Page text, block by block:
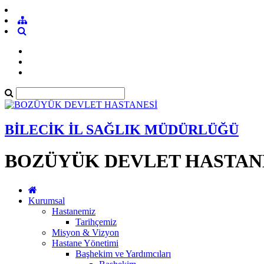
BİLECİK İL SAĞLIK MÜDÜRLÜĞÜ
BOZÜYÜK DEVLET
Kurumsal
Hastanemiz
Tarihçemiz
Misyon & Vizyon
Hastane Yönetimi
Başhekim ve Yardımcıları